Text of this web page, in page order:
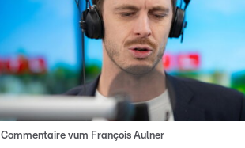
Commentaire vum François Aulner